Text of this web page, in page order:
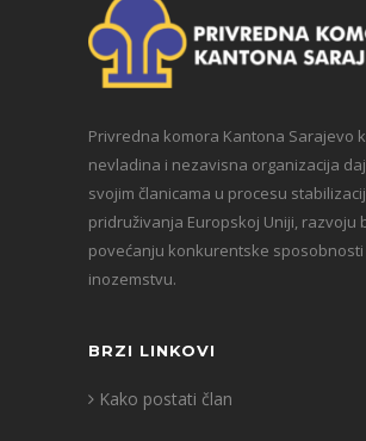
Privredna komora Kantona Sarajevo
nevladina i nezavisna organizacija
svojim članicama u procesu
pridruživanja Europskoj Uniji, razvoju
povećanju konkurentske sposobnosti
inozemstvu.
BRZI LINKOVI
Kako postati član